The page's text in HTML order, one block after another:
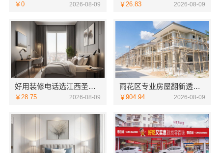
￥0 2026-08-09 ￥26.83 2026-08-09
好用装修电话选江西圣匠新型环保材料
￥28.75 2026-08-09
雨花区专业房屋翻新透明化施工，湖南创益讯建筑有限公司省心全包
￥904.94 2026-08-09